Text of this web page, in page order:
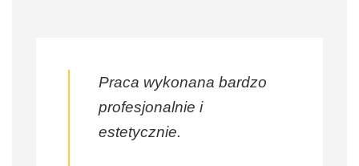
Praca wykonana bardzo
profesjonalnie i
estetycznie.